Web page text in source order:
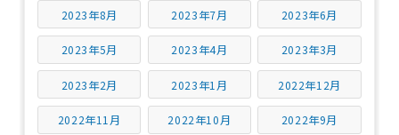
2023年8月 2023年7月 2023年6月
2023年5月 2023年4月 2023年3月
2023年2月 2023年1月 2022年12月
2022年11月 2022年10月 2022年9月